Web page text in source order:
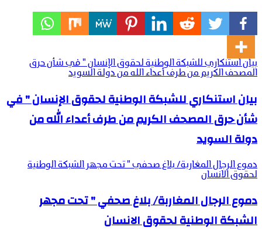
بيان استنكاري للشبكة الوطنية لحقوق الإنسان " في شأن حرق
المصحف الكريم من طرف أعداء الله من دولة السويد
بيان استنكاري للشبكة الوطنية لحقوق الإنسان " في
شأن حرق المصحف الكريم من طرف أعداء الله من
دولة السويد
دموع الرجال المغاربة/ بلاغ صحفي " تحت مجهر الشبكة الوطنية
لحقوق الانسان
دموع الرجال المغاربة/ بلاغ صحفي " تحت مجهر
الشبكة الوطنية لحقوق الانسان